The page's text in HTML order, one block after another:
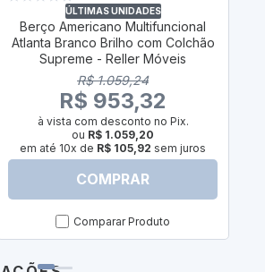
ÚLTIMAS UNIDADES
Berço Americano Multifuncional
Atlanta Branco Brilho com Colchão
Supreme - Reller Móveis
R$ 1.059,24
R$ 953,32
à vista com desconto no Pix.
ou R$ 1.059,20
em até 10x de R$ 105,92 sem juros
COMPRAR
Comparar Produto